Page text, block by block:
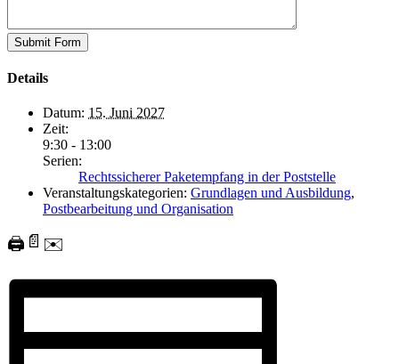
Details
Datum: 15. Juni 2027
Zeit:
9:30 - 13:00
Serien:
Rechtssicherer Paketempfang in der Poststelle
Veranstaltungskategorien: Grundlagen und Ausbildung,
Postbearbeitung und Organisation
🖨️ 📄 ✉️